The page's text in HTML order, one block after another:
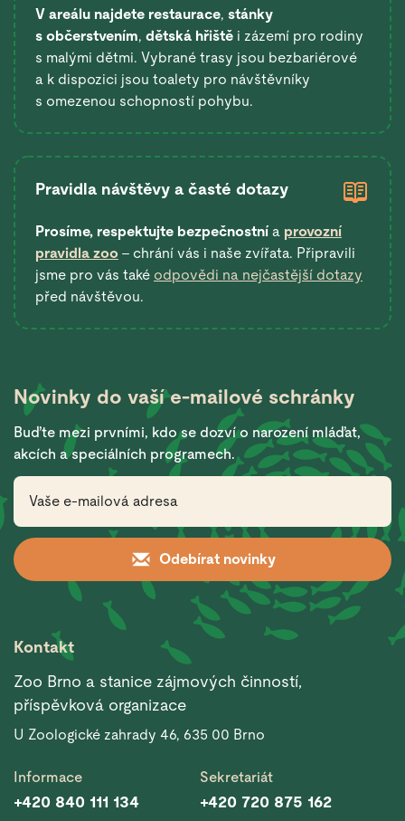
V areálu najdete restaurace, stánky
s občerstvením, dětská hřiště i zázemí pro rodiny
s malými dětmi. Vybrané trasy jsou bezbariérové
a k dispozici jsou toalety pro návštěvníky
s omezenou schopností pohybu.
Pravidla návštěvy a časté dotazy
Prosíme, respektujte bezpečnostní a provozní
pravidla zoo – chrání vás i naše zvířata. Připravili
jsme pro vás také odpovědi na nejčastější dotazy
před návštěvou.
Novinky do vašíe-mailové schránky
Buďte mezi prvními, kdo se dozví o narození mláďat,
akcích a speciálních programech.
Odebírat novinky
Kontakt
Zoo Brno a stanice zájmových činností,
příspěvková organizace
U Zoologické zahrady 46, 635 00 Brno
Informace
+420 840 111 134
Sekretariát
+420 720 875 162